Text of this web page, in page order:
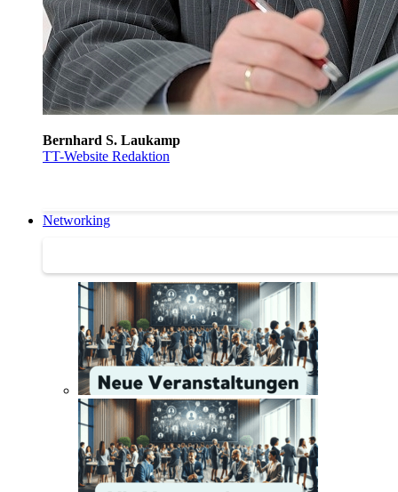
Bernhard S. Laukamp
TT-Website Redaktion
Networking